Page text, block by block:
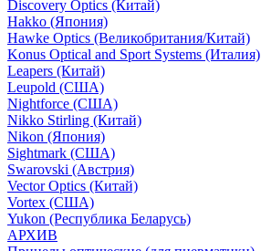
Discovery Optics (Китай)
Hakko (Япония)
Hawke Optics (Великобритания/Китай)
Konus Optical and Sport Systems (Италия)
Leapers (Китай)
Leupold (США)
Nightforce (США)
Nikko Stirling (Китай)
Nikon (Япония)
Sightmark (США)
Swarovski (Австрия)
Vector Optics (Китай)
Vortex (США)
Yukon (Республика Беларусь)
АРХИВ